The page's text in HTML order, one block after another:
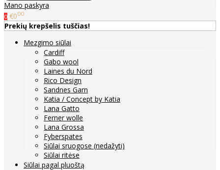
Mano paskyra
0 €000
Prekių krepšelis tuščias!
Mezgimo siūlai
Cardiff
Gabo wool
Laines du Nord
Rico Design
Sandnes Garn
Katia / Concept by Katia
Lana Gatto
Ferner wolle
Lana Grossa
Fyberspates
Siūlai sruogose (nedažyti)
Siūlai ritėse
Siūlai pagal pluoštą